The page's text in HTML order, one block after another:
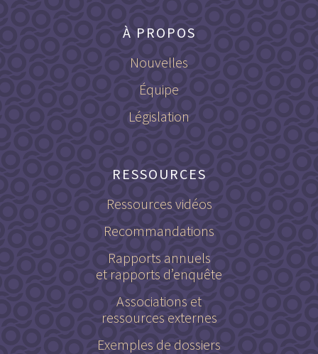
À PROPOS
Nouvelles
Équipe
Législation
RESSOURCES
Ressources vidéos
Recommandations
Rapports annuels
et rapports d’enquête
Associations et
ressources externes
Exemples de dossiers